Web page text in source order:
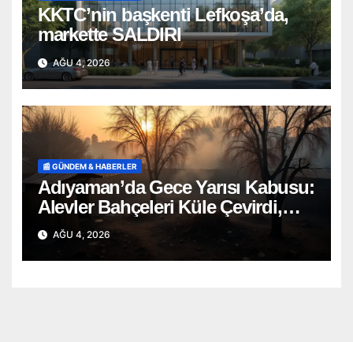
KKTC’nin başkenti Lefkoşa’da,
markette SALDIRI
AĞU 4, 2026
📰 GÜNDEM & HABERLER
Adıyaman’da Gece Yarısı Kabusu:
Alevler Bahçeleri Küle Çevirdi,
Onlarca Can Telef Oldu!
AĞU 4, 2026